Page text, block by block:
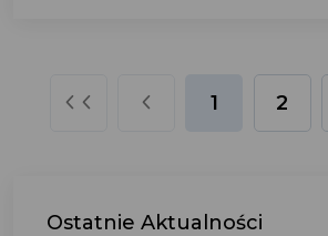
1 2
Ostatnie Aktualności